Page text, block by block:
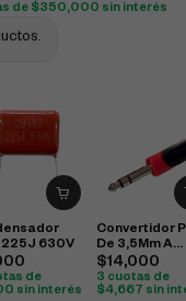
de $350,000 sin interés
225J 630V
de
sin interés
Convertidor
De 3,5Mm A
Conector
Trs Estéreo
$14,000
3 cuotas de
$4,667 sin